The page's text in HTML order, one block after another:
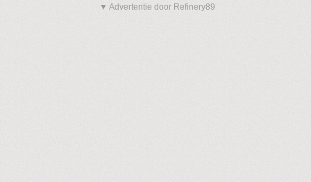
▼ Advertentie door Refinery89